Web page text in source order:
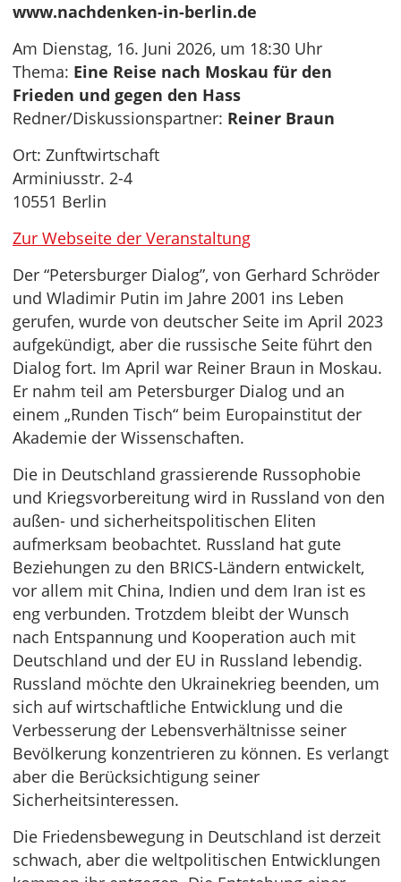
www.nachdenken-in-berlin.de
Am Dienstag, 16. Juni 2026, um 18:30 Uhr
Thema: Eine Reise nach Moskau für den
Frieden und gegen den Hass
Redner/Diskussionspartner: Reiner Braun
Ort: Zunftwirtschaft
Arminiusstr. 2-4
10551 Berlin
Zur Webseite der Veranstaltung
Der “Petersburger Dialog”, von Gerhard Schröder
und Wladimir Putin im Jahre 2001 ins Leben
gerufen, wurde von deutscher Seite im April 2023
aufgekündigt, aber die russische Seite führt den
Dialog fort. Im April war Reiner Braun in Moskau.
Er nahm teil am Petersburger Dialog und an
einem „Runden Tisch“ beim Europainstitut der
Akademie der Wissenschaften.
Die in Deutschland grassierende Russophobie
und Kriegsvorbereitung wird in Russland von den
außen- und sicherheitspolitischen Eliten
aufmerksam beobachtet. Russland hat gute
Beziehungen zu den BRICS-Ländern entwickelt,
vor allem mit China, Indien und dem Iran ist es
eng verbunden. Trotzdem bleibt der Wunsch
nach Entspannung und Kooperation auch mit
Deutschland und der EU in Russland lebendig.
Russland möchte den Ukrainekrieg beenden, um
sich auf wirtschaftliche Entwicklung und die
Verbesserung der Lebensverhältnisse seiner
Bevölkerung konzentrieren zu können. Es verlangt
aber die Berücksichtigung seiner
Sicherheitsinteressen.
Die Friedensbewegung in Deutschland ist derzeit
schwach, aber die weltpolitischen Entwicklungen